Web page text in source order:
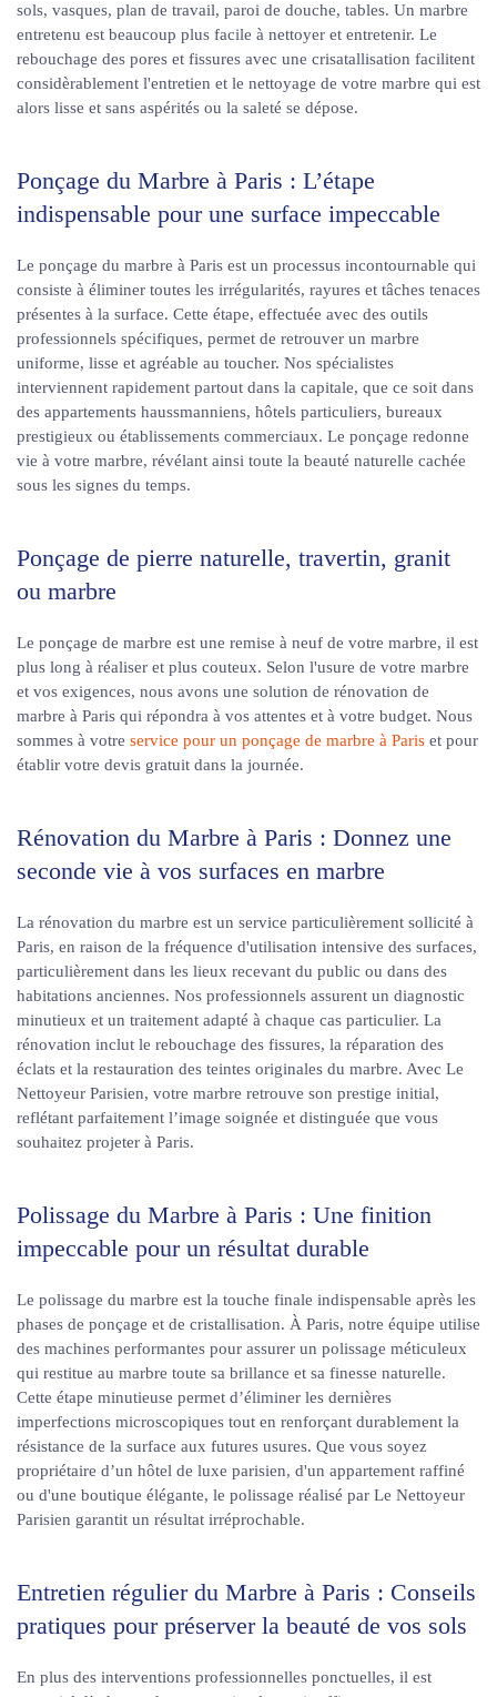
sols, vasques, plan de travail, paroi de douche, tables. Un marbre
entretenu est beaucoup plus facile à nettoyer et entretenir. Le
rebouchage des pores et fissures avec une crisatallisation facilitent
considèrablement l'entretien et le nettoyage de votre marbre qui est
alors lisse et sans aspérités ou la saleté se dépose.
Ponçage du Marbre à Paris : L’étape
indispensable pour une surface impeccable
Le ponçage du marbre à Paris est un processus incontournable qui
consiste à éliminer toutes les irrégularités, rayures et tâches tenaces
présentes à la surface. Cette étape, effectuée avec des outils
professionnels spécifiques, permet de retrouver un marbre
uniforme, lisse et agréable au toucher. Nos spécialistes
interviennent rapidement partout dans la capitale, que ce soit dans
des appartements haussmanniens, hôtels particuliers, bureaux
prestigieux ou établissements commerciaux. Le ponçage redonne
vie à votre marbre, révélant ainsi toute la beauté naturelle cachée
sous les signes du temps.
Ponçage de pierre naturelle, travertin, granit
ou marbre
Le ponçage de marbre est une remise à neuf de votre marbre, il est
plus long à réaliser et plus couteux. Selon l'usure de votre marbre
et vos exigences, nous avons une solution de rénovation de
marbre à Paris qui répondra à vos attentes et à votre budget. Nous
sommes à votre service pour un ponçage de marbre à Paris et pour
établir votre devis gratuit dans la journée.
Rénovation du Marbre à Paris : Donnez une
seconde vie à vos surfaces en marbre
La rénovation du marbre est un service particulièrement sollicité à
Paris, en raison de la fréquence d'utilisation intensive des surfaces,
particulièrement dans les lieux recevant du public ou dans des
habitations anciennes. Nos professionnels assurent un diagnostic
minutieux et un traitement adapté à chaque cas particulier. La
rénovation inclut le rebouchage des fissures, la réparation des
éclats et la restauration des teintes originales du marbre. Avec Le
Nettoyeur Parisien, votre marbre retrouve son prestige initial,
reflétant parfaitement l’image soignée et distinguée que vous
souhaitez projeter à Paris.
Polissage du Marbre à Paris : Une finition
impeccable pour un résultat durable
Le polissage du marbre est la touche finale indispensable après les
phases de ponçage et de cristallisation. À Paris, notre équipe utilise
des machines performantes pour assurer un polissage méticuleux
qui restitue au marbre toute sa brillance et sa finesse naturelle.
Cette étape minutieuse permet d’éliminer les dernières
imperfections microscopiques tout en renforçant durablement la
résistance de la surface aux futures usures. Que vous soyez
propriétaire d’un hôtel de luxe parisien, d'un appartement raffiné
ou d'une boutique élégante, le polissage réalisé par Le Nettoyeur
Parisien garantit un résultat irréprochable.
Entretien régulier du Marbre à Paris : Conseils
pratiques pour préserver la beauté de vos sols
En plus des interventions professionnelles ponctuelles, il est